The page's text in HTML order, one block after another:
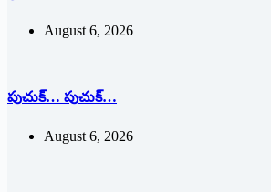
August 6, 2026
పుచుక్… పుచుక్…
August 6, 2026